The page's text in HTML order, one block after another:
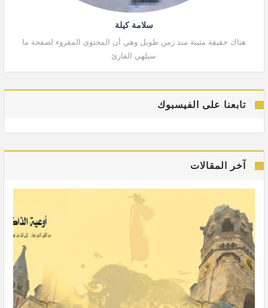
سلامة كيلة
هناك حقيقة مثبتة منذ زمن طويل وهي أن المحتوى المقروء لصفحة ما
سيلهي القارئ
تابعنا على الفيسبوك
آخر المقالات